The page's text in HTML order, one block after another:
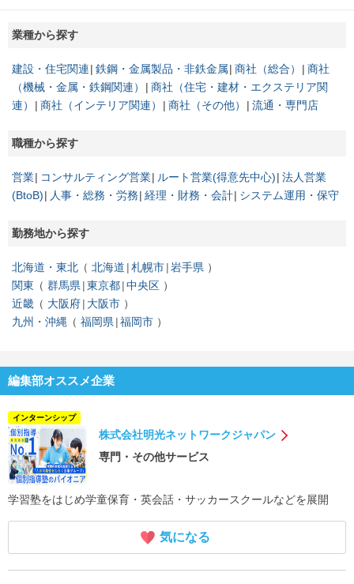
業種から探す
建設・住宅関連 鉄鋼・金属製品・非鉄金属 商社（総合）
商社
（機械・金属・鉄鋼関連）
商社（住宅・建材・エクステリア関
連）
商社（インテリア関連） 商社（その他） 流通・専門店
職種から探す
営業 コンサルティング営業 ルート営業(得意先中心) 法人営業
(BtoB)
人事・総務・労務 経理・財務・会計 システム運用・保守
勤務地から探す
北海道・東北 北海道 札幌市 岩手県
関東
群馬県 東京都 中央区
近畿
大阪府 大阪市
九州・沖縄
福岡県 福岡市
編集部オススメ企業
インターンシップ
株式会社明光ネットワークジャパン
専門・その他サービス
学習塾をはじめ学童保育・英会話・サッカースクールなどを展開
気になる